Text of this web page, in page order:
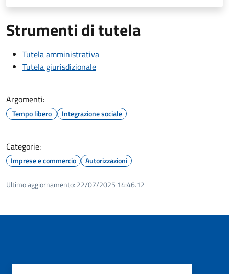
Strumenti di tutela
Tutela amministrativa
Tutela giurisdizionale
Argomenti:
Tempo libero Integrazione sociale
Categorie:
Imprese e commercio Autorizzazioni
Ultimo aggiornamento: 22/07/2025 14:46.12